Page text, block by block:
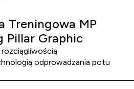
Treningowa MP
Pillar Graphic
odprowadzania potu